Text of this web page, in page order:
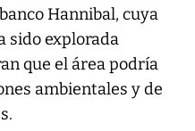
Hannibal, cuya
sido explorada
que el área podría
ambientales y de